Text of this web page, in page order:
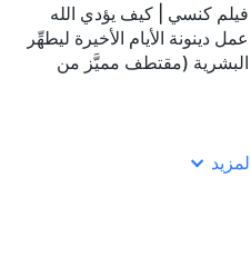
فيلم كنسي | كيف يؤدي الله
عمل دينونة الأيام الأخيرة ليطهِّر
البشرية (مقتطف مميَّز من